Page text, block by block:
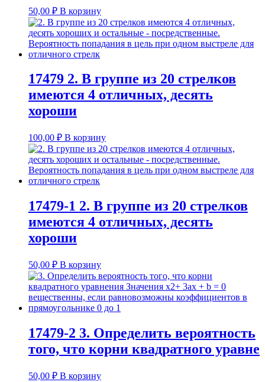
50,00 ₽ В корзину
17479 2. В группе из 20 стрелков
имеются 4 отличных, десять
хороши
100,00 ₽ В корзину
17479-1 2. В группе из 20 стрелков
имеются 4 отличных, десять
хороши
50,00 ₽ В корзину
17479-2 3. Определить вероятность
того, что корни квадратного уравне
50,00 ₽ В корзину